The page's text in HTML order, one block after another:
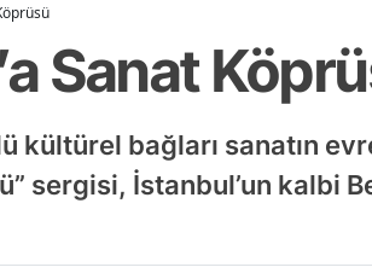
Sanat
kültürel bağları sanatın
sergisi, İstanbul’un kalbi